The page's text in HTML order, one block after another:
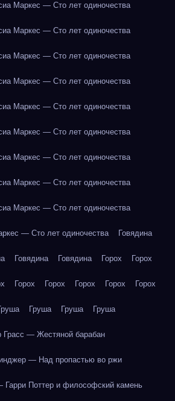
Маркес — Сто лет одиночества
Маркес — Сто лет одиночества
Маркес — Сто лет одиночества
Маркес — Сто лет одиночества
Маркес — Сто лет одиночества
Маркес — Сто лет одиночества
Маркес — Сто лет одиночества
Маркес — Сто лет одиночества
Маркес — Сто лет одиночества
— Сто лет одиночества Говядина
Говядина Говядина Горох Горох
Горох Горох Горох Горох Горох
Груша Груша Груша
Грасс — Жестяной барабан
— Над пропастью во ржи
Поттер и философский камень